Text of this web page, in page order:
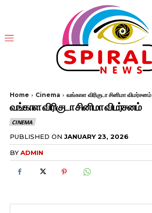
Home Cinema வங்காள விரிகுடா சினிமா விமர்சனம்
வங்காள விரிகுடா சினிமா விமர்சனம்
CINEMA
PUBLISHED ON JANUARY 23, 2026
BYADMIN